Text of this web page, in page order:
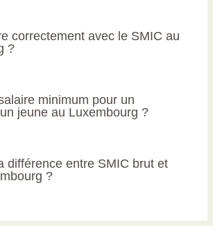
correctement avec le SMIC au
?
minimum pour un
jeune au Luxembourg ?
différence entre SMIC brut et
?